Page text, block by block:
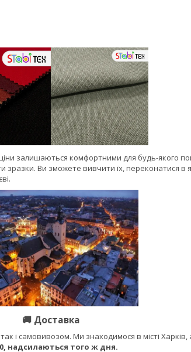
залишаються комфортними для будь-якого
зразки. Ви зможете вивчити їх, переконатися в
🚚 Доставка
і самовивозом. Ми знаходимося в місті
надсилаються того ж дня.